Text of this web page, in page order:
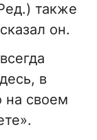
также
он.
в
на своем